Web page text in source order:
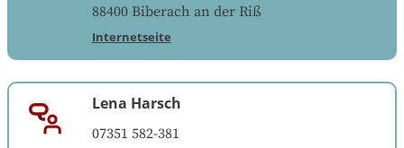
88400 Biberach an der Riß
Internetseite
Lena Harsch
07351 582-381